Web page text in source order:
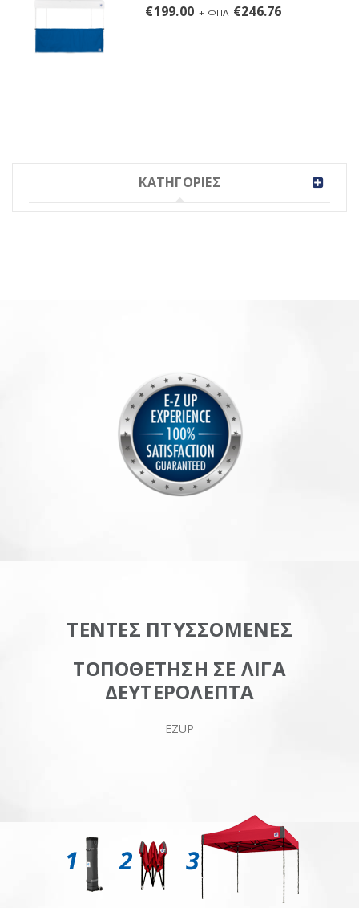
ΚΑΤΗΓΟΡΙΕΣ
€199.00 + ΦΠΑ €246.76
ΤΕΝΤΕΣ ΠΤΥΣΣΟΜΕΝΕΣ
ΤΟΠΟΘΕΤΗΣΗ ΣΕ ΛΙΓΑ
ΔΕΥΤΕΡΟΛΕΠΤΑ
EZUP